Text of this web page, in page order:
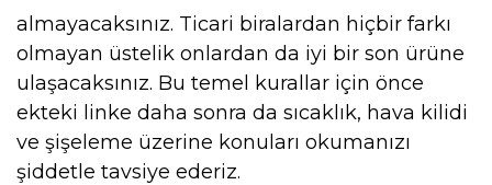
almayacaksınız. Ticari biralardan hiçbir farkı
olmayan üstelik onlardan da iyi bir son ürüne
ulaşacaksınız. Bu temel kurallar için önce
ekteki linke daha sonra da sıcaklık, hava kilidi
ve şişeleme üzerine konuları okumanızı
şiddetle tavsiye ederiz.